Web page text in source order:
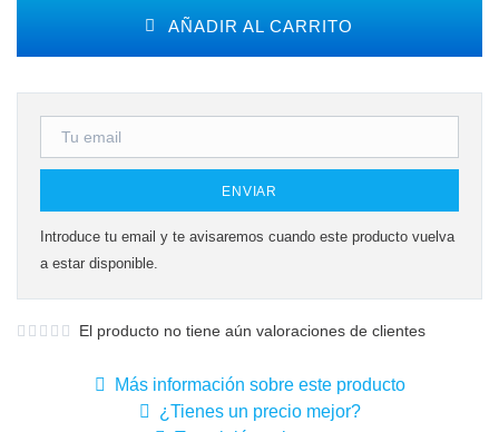
AÑADIR AL CARRITO
ENVIAR
Introduce tu email y te avisaremos cuando este producto vuelva
a estar disponible.
El producto no tiene aún valoraciones de clientes
Más información sobre este producto
¿Tienes un precio mejor?